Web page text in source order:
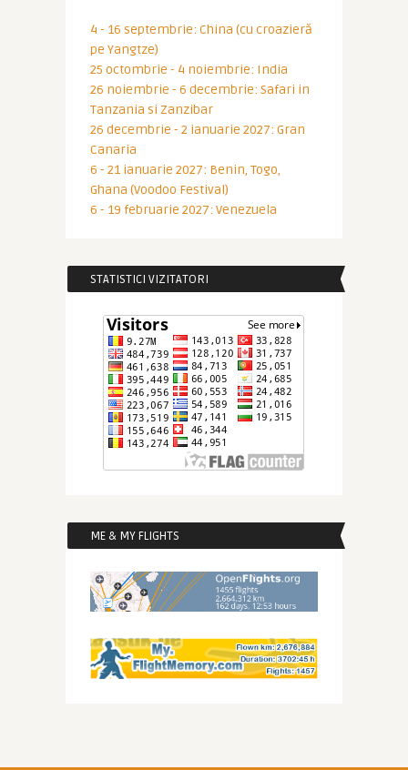
4 - 16 septembrie: China (cu croazieră
pe Yangtze)
25 octombrie - 4 noiembrie: India
26 noiembrie - 6 decembrie: Safari in
Tanzania si Zanzibar
26 decembrie - 2 ianuarie 2027: Gran
Canaria
6 - 21 ianuarie 2027: Benin, Togo,
Ghana (Voodoo Festival)
6 - 19 februarie 2027: Venezuela
STATISTICI VIZITATORI
ME & MY FLIGHTS